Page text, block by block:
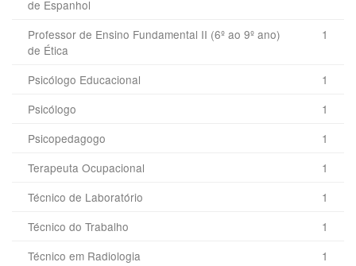
de Espanhol
Professor de Ensino Fundamental II (6º ao 9º ano)
de Ética
1
Psicólogo Educacional
1
Psicólogo
1
Psicopedagogo
1
Terapeuta Ocupacional
1
Técnico de Laboratório
1
Técnico do Trabalho
1
Técnico em Radiologia
1